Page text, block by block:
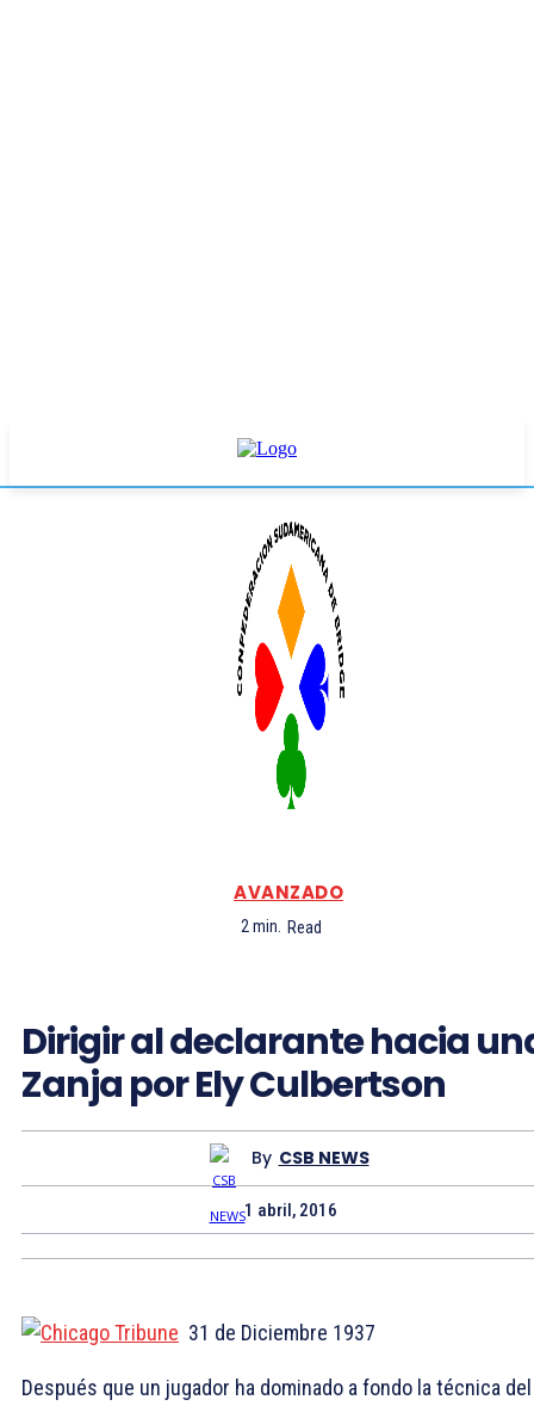
AVANZADO
2min. Read
Dirigir al declarante hacia
Zanja por Ely Culbertson
By CSB NEWS
1 abril, 2016
31 de Diciembre 1937
Después que un jugador ha dominado a fondo la técnica del